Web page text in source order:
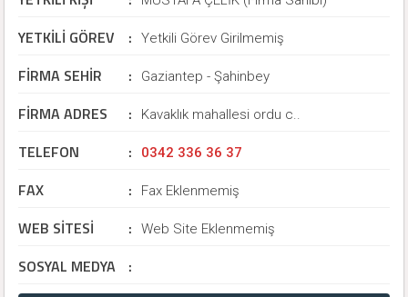
YETKİLİ GÖREV : Yetkili Görev Girilmemiş
FİRMA SEHİR : Gaziantep - Şahinbey
FİRMA ADRES : Kavaklık mahallesi ordu c..
TELEFON : 0342 336 36 37
FAX : Fax Eklenmemiş
WEB SİTESİ : Web Site Eklenmemiş
SOSYAL MEDYA :